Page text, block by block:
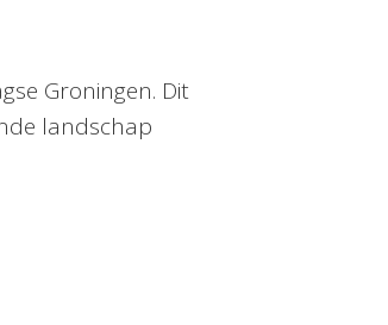
Groningen. Dit
landschap